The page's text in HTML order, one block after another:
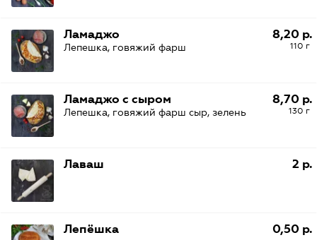
8,20 р.
110 г
Ламаджо
Лепешка, говяжий фарш
8,70 р.
130 г
Ламаджо c сыром
Лепешка, говяжий фарш сыр, зелень
2 р.
Лаваш
0,50 р.
Лепёшка